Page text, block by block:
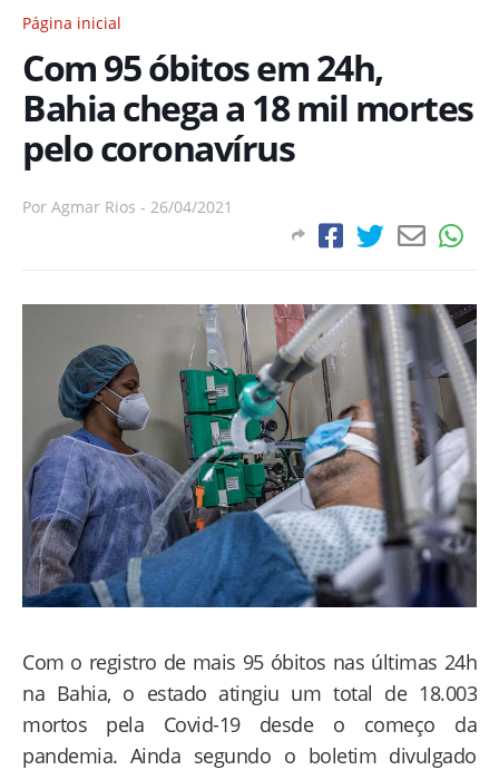
Página inicial
Com 95 óbitos em 24h,
Bahia chega a 18 mil mortes
pelo coronavírus
Por Agmar Rios - 26/04/2021
Com o registro de mais 95 óbitos nas últimas 24h
na Bahia, o estado atingiu um total de 18.003
mortos pela Covid-19 desde o começo da
pandemia. Ainda segundo o boletim divulgado